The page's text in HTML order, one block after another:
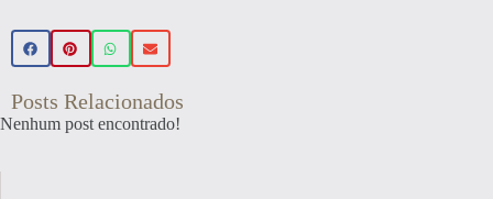
Posts Relacionados
Nenhum post encontrado!